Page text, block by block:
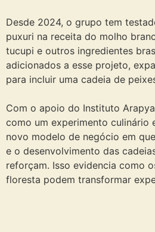
Desde 2024, o grupo tem
puxuri na receita do molho
tucupi e outros ingredientes
adicionados a esse projeto,
para incluir uma cadeia de
Com o apoio do Instituto
como um experimento culinário
novo modelo de negócio em
e o desenvolvimento das
reforçam. Isso evidencia como
floresta podem transformar